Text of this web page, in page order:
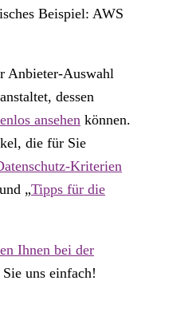
Beispiel: AWS
Anbieter-Auswahl
dessen
ansehen können.
die für Sie
Kriterien
„Tipps für die
Ihnen bei der
uns einfach!